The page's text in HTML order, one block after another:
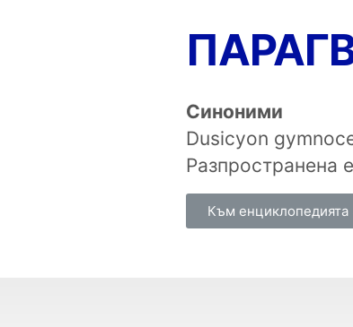
Синоними
Dusicyon
Разпространена
Към енциклопедията